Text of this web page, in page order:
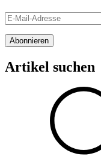
E-
Mail-
Adresse
Abonnieren
Artikel suchen